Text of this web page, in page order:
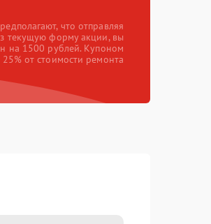
что отправляя
текущую форму акции, вы
на 1500 рублей. Купоном
от стоимости ремонта